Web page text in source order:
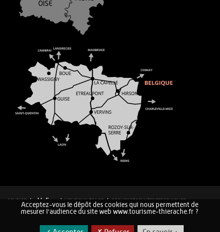
CONTACT MENTIONS LÉGALES
COOKIES ET DONNÉES PERSONNELLES
PLAN DU SITE
Acceptez-vous le dépôt des cookies qui nous permettent de
mesurer l'audience du site web www.tourisme-thierache.fr ?